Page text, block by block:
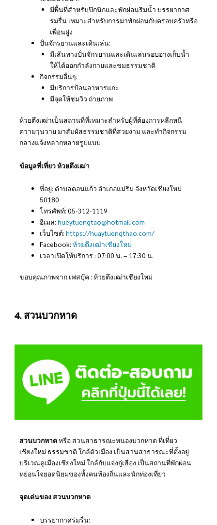
มีพื้นที่สำหรับปิกนิกและพักผ่อนริมน้ำ บรรยากาศ
ร่มรื่น เหมาะสำหรับการมาพักผ่อนกับครอบครัวหรือ
เพื่อนฝูง
ปั่นจักรยานและเดินเล่น:
มีเส้นทางปั่นจักรยานและเดินเล่นรอบอ่างเก็บน้ำ
ให้ได้ออกกำลังกายและชมธรรมชาติ
กิจกรรมอื่นๆ:
มีบริการป้อนอาหารแกะ
มีจุดให้ชมวิว ถ่ายภาพ
ห้วยตึงเฒ่าเป็นสถานที่ที่เหมาะสำหรับผู้ที่ต้องการหลีกหนี
ความวุ่นวาย มาสัมผัสธรรมชาติที่สวยงาม และทำกิจกรรม
กลางแจ้งหลากหลายรูปแบบ
ข้อมูลที่เที่ยว ห้วยตึงเฒ่า
ที่อยู่: ตำบลดอนแก้ว อำเภอแม่ริม จังหวัดเชียงใหม่
50180
โทรศัพท์: 05-312-1119
อีเมล: hueytuengtao@hotmail.com
เว็บไซต์: https://huaytuengthao.com/
Facebook: ห้วยตึงเฒ่าเชียงใหม่
เวลาเปิดให้บริการ : 07:00 น. – 17:30 น.
ขอบคุณภาพจาก เฟสบุ๊ค : ห้วยตึงเฒ่าเชียงใหม่
4. สวนบวกหาด
สวนบวกหาดหรือ สวนสาธารณะหนองบวกหาด ที่เที่ยว
เชียงใหม่ ธรรมชาติ ใกล้ตัวเมือง เป็นสวนสาธารณะที่ตั้งอยู่
บริเวณคูเมืองเชียงใหม่ ใกล้กับแจ่งกู่เฮือง เป็นสถานที่พักผ่อน
หย่อนใจยอดนิยมของทั้งคนท้องถิ่นและนักท่องเที่ยว
จุดเด่นของ สวนบวกหาด
บรรยากาศร่มรื่น: